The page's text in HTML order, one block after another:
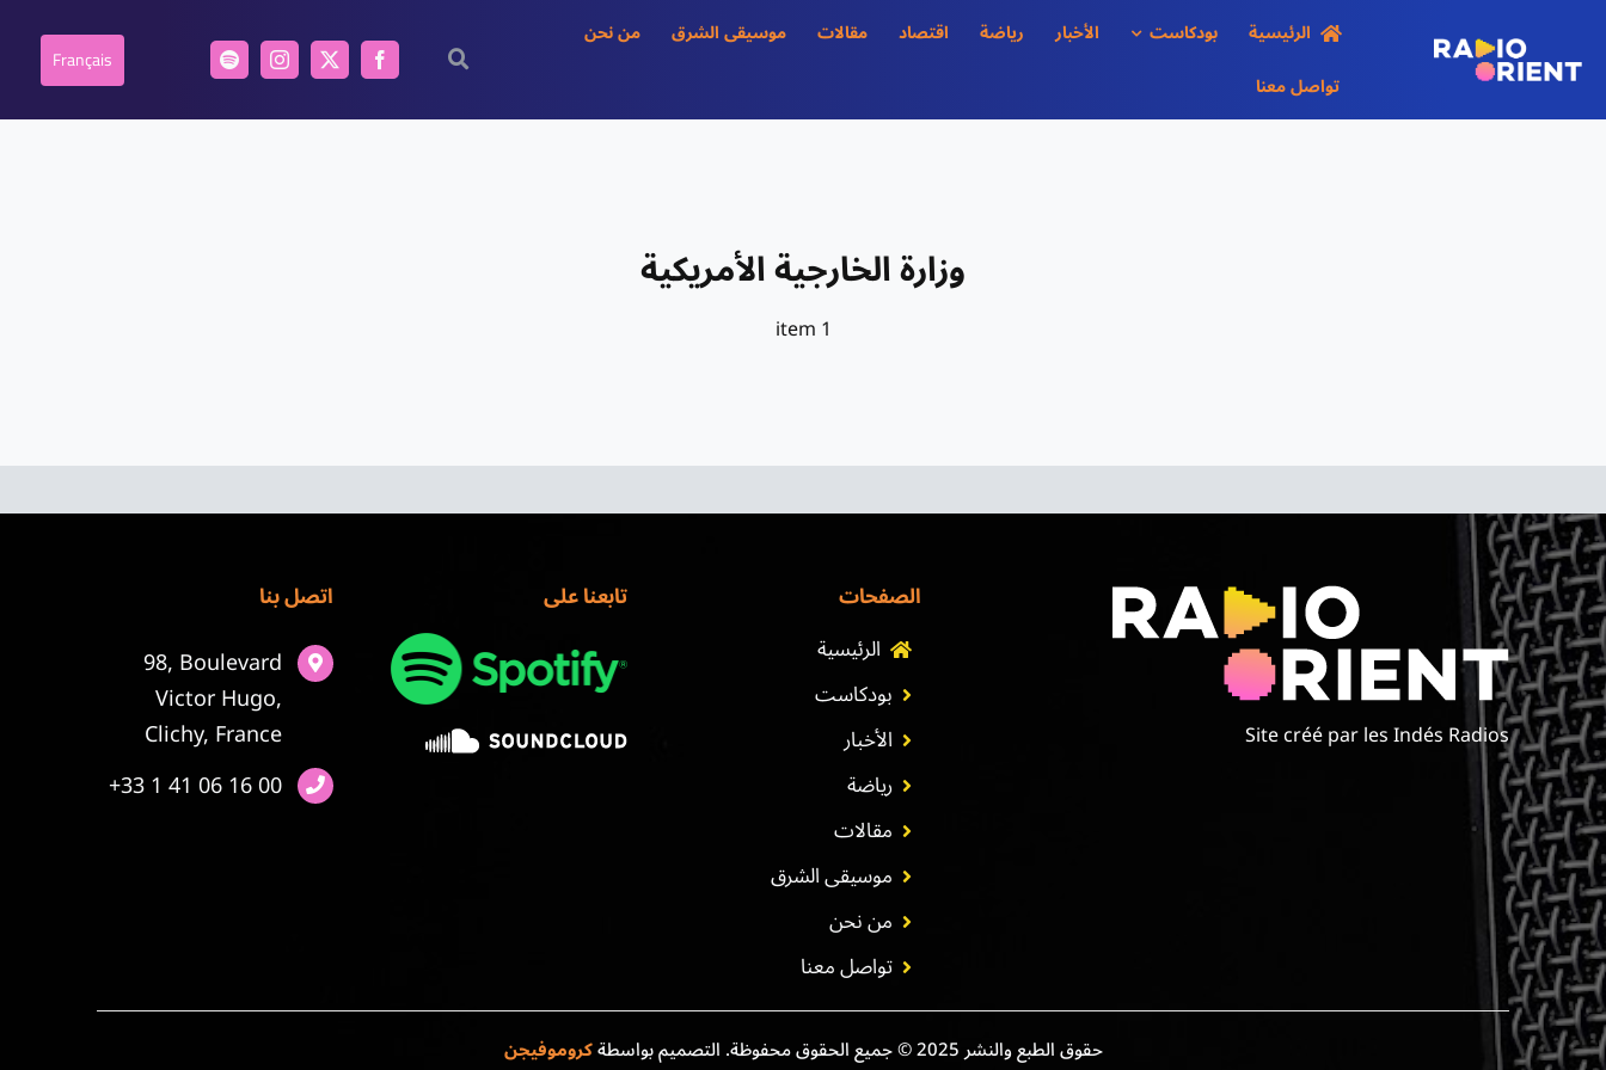
content
الرئيسية بودكاست الأخبار رياضة اقتصاد مقالات موسيقى الشرق
من نحن
تواصل معنا
Français
وزارة الخارجية الأمريكية
1 item
Site créé par les Indés Radios
الصفحات
الرئيسية
بودكاست
الأخبار
رياضة
مقالات
موسيقى الشرق
من نحن
تواصل معنا
تابعنا على اتصل بنا
98, Boulevard
Victor Hugo,
Clichy, France
+33 1 41 06 16 00
حقوق الطبع والنشر 2025 © جميع الحقوق محفوظة. التصميم بواسطة كروموفيجن